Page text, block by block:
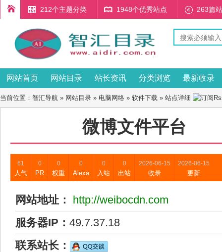
212个主题分类 1948个优秀站点 263篇
网站首页 网站目录 站长资讯 分类浏览 最新收录
当前位置： 智汇导航 » 网站目录 » 电脑网络 » 软件下载 » 站点详细
微博文件平台
61
人气
0
PR
0
权重
0
Alexa
0
入站
0
出站
2026-06-15
收录
2026-06-15
更新
网站地址：
http://weibocdn.com
服务器IP： 49.7.37.18
联系站长：